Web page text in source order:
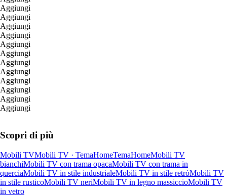
Aggiungi
Aggiungi
Aggiungi
Aggiungi
Aggiungi
Aggiungi
Aggiungi
Aggiungi
Aggiungi
Aggiungi
Aggiungi
Aggiungi
Scopri di più
Mobili TVMobili TV · TemaHomeTemaHomeMobili TV
bianchiMobili TV con trama opacaMobili TV con trama in
querciaMobili TV in stile industrialeMobili TV in stile retròMobili TV
in stile rusticoMobili TV neriMobili TV in legno massiccioMobili TV
in vetro